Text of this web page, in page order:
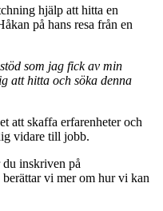
hjälp att hitta en
på hans resa från en
som jag fick av min
att hitta och söka denna
att skaffa erfarenheter och
vidare till jobb.
inskriven på
vi mer om hur vi kan